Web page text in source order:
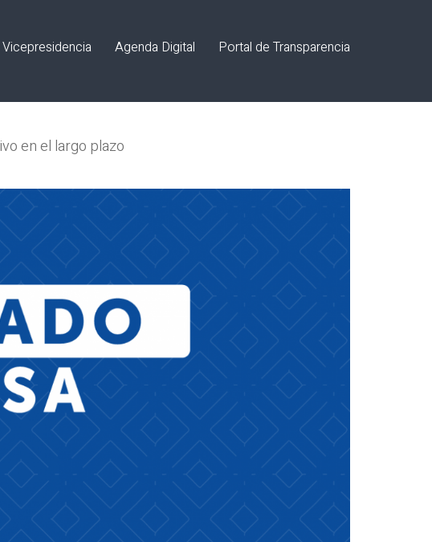
Vicepresidencia Agenda Digital Portal de Transparencia
en el largo plazo